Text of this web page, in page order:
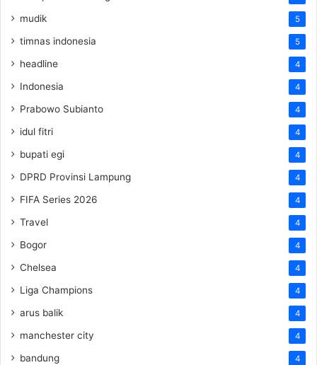
mudik 5
timnas indonesia 5
headline 4
Indonesia 4
Prabowo Subianto 4
idul fitri 4
bupati egi 4
DPRD Provinsi Lampung 4
FIFA Series 2026 4
Travel 4
Bogor 4
Chelsea 4
Liga Champions 4
arus balik 4
manchester city 4
bandung 4